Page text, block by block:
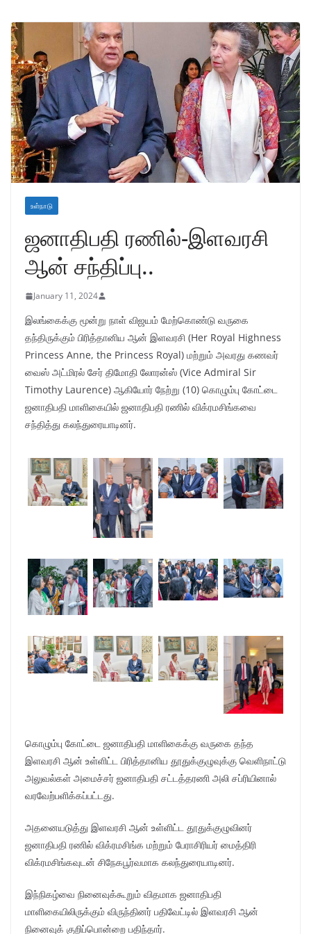
உள்நாடு
ஜனாதிபதி ரணில்-இளவரசி
ஆன் சந்திப்பு..
January 11, 2024
இலங்கைக்கு மூன்று நாள் விஜயம் மேற்கொண்டு வருகை
தந்திருக்கும் பிரித்தானிய ஆன் இளவரசி (Her Royal Highness
Princess Anne, the Princess Royal) மற்றும் அவரது கணவர்
வைஸ் அட்மிரல் சேர் திமோதி லோரன்ஸ் (Vice Admiral Sir
Timothy Laurence) ஆகியோர் நேற்று (10) கொழும்பு கோட்டை
ஜனாதிபதி மாளிகையில் ஜனாதிபதி ரணில் விக்ரமசிங்கவை
சந்தித்து கலந்துரையாடினர்.
கொழும்பு கோட்டை ஜனாதிபதி மாளிகைக்கு வருகை தந்த
இளவரசி ஆன் உள்ளிட்ட பிரித்தானிய தூதுக்குழுவுக்கு வெளிநாட்டு
அலுவல்கள் அமைச்சர் ஜனாதிபதி சட்டத்தரணி அலி சப்ரியினால்
வரவேற்பளிக்கப்பட்டது.
அதனையடுத்து இளவரசி ஆன் உள்ளிட்ட தூதுக்குழுவினர்
ஜனாதிபதி ரணில் விக்ரமசிங்க மற்றும் பேராசிரியர் மைத்திரி
விக்ரமசிங்கவுடன் சிநேகபூர்வமாக கலந்துரையாடினர்.
இந்நிகழ்வை நினைவுக்கூறும் விதமாக ஜனாதிபதி
மாளிகையிலிருக்கும் விருந்தினர் பதிவேட்டில் இளவரசி ஆன்
நினைவுக் குறிப்பொன்றை பதிந்தார்.